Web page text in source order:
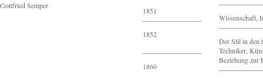
Gottfried Semper
1851
1852
1860
Wissenschaft,
Der Stil in den
Techniker,
Beziehung zur